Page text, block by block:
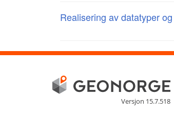
Realisering av datatyper